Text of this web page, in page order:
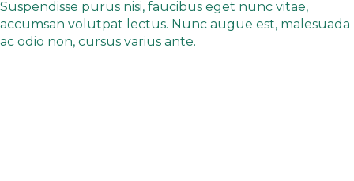
Suspendisse purus nisi, faucibus eget nunc vitae,
accumsan volutpat lectus. Nunc augue est, malesuada
ac odio non, cursus varius ante.